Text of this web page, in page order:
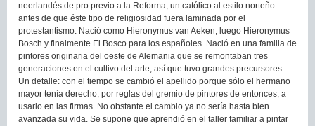
neerlandés de pro previo a la Reforma, un católico al estilo norteño
antes de que éste tipo de religiosidad fuera laminada por el
protestantismo. Nació como Hieronymus van Aeken, luego Hieronymus
Bosch y finalmente El Bosco para los españoles. Nació en una familia de
pintores originaria del oeste de Alemania que se remontaban tres
generaciones en el cultivo del arte, así que tuvo grandes precursores.
Un detalle: con el tiempo se cambió el apellido porque sólo el hermano
mayor tenía derecho, por reglas del gremio de pintores de entonces, a
usarlo en las firmas. No obstante el cambio ya no sería hasta bien
avanzada su vida. Se supone que aprendió en el taller familiar a pintar